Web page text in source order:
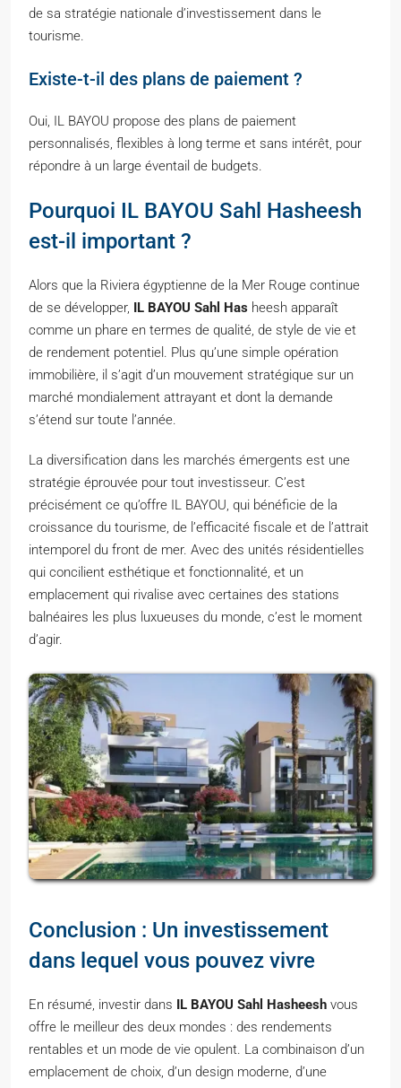
de sa stratégie nationale d’investissement dans le
tourisme.
Existe-t-il des plans de paiement ?
Oui, IL BAYOU propose des plans de paiement
personnalisés, flexibles à long terme et sans intérêt, pour
répondre à un large éventail de budgets.
Pourquoi IL BAYOU Sahl Hasheesh
est-il important ?
Alors que la Riviera égyptienne de la Mer Rouge continue
de se développer, IL BAYOU Sahl Has heesh apparaît
comme un phare en termes de qualité, de style de vie et
de rendement potentiel. Plus qu’une simple opération
immobilière, il s’agit d’un mouvement stratégique sur un
marché mondialement attrayant et dont la demande
s’étend sur toute l’année.
La diversification dans les marchés émergents est une
stratégie éprouvée pour tout investisseur. C’est
précisément ce qu’offre IL BAYOU, qui bénéficie de la
croissance du tourisme, de l’efficacité fiscale et de l’attrait
intemporel du front de mer. Avec des unités résidentielles
qui concilient esthétique et fonctionnalité, et un
emplacement qui rivalise avec certaines des stations
balnéaires les plus luxueuses du monde, c’est le moment
d’agir.
Conclusion : Un investissement
dans lequel vous pouvez vivre
En résumé, investir dans IL BAYOU Sahl Hasheesh vous
offre le meilleur des deux mondes : des rendements
rentables et un mode de vie opulent. La combinaison d’un
emplacement de choix, d’un design moderne, d’une